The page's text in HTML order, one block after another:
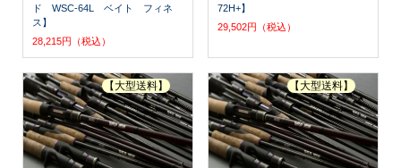
ド WSC-64L ベイト フィネ
ス】
28,215円（税込）
72H+】
29,502円（税込）
【大型送料】 【大型送料】